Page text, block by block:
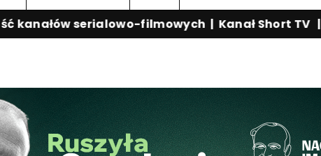
serialowo-filmowych|Kanał Short TV |